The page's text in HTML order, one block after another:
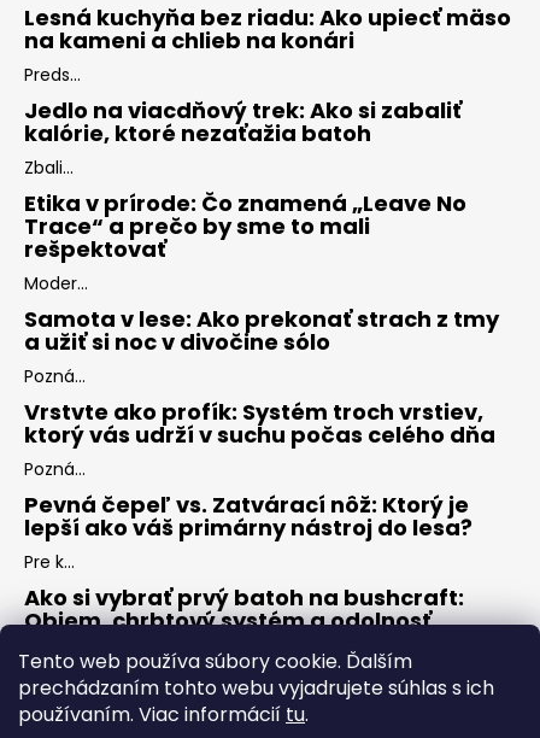
Tento web používa súbory cookie. Ďalším
prechádzaním tohto webu vyjadrujete súhlas s ich
používaním. Viac informácií tu.
Lesná kuchyňa bez riadu: Ako upiecť mäso
na kameni a chlieb na konári
Preds...
Jedlo na viacdňový trek: Ako si zabaliť
kalórie, ktoré nezaťažia batoh
Zbali...
Etika v prírode: Čo znamená „Leave No
Trace“ a prečo by sme to mali
rešpektovať
Moder...
Samota v lese: Ako prekonať strach z tmy
a užiť si noc v divočine sólo
Pozná...
Vrstvte ako profík: Systém troch vrstiev,
ktorý vás udrží v suchu počas celého dňa
Pozná...
Pevná čepeľ vs. Zatvárací nôž: Ktorý je
lepší ako váš primárny nástroj do lesa?
Pre k...
Ako si vybrať prvý batoh na bushcraft:
Objem, chrbtový systém a odolnosť
Keď s...
ARCHÍV